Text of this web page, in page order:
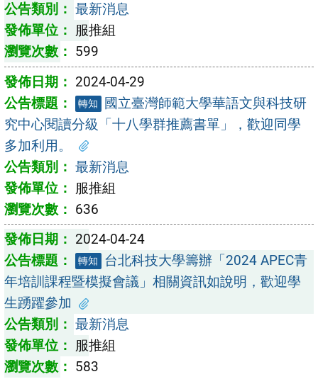
最新消息
服推組
599
2024-04-29
轉知
國立臺灣師範大學華語文與科技研
究中心閱讀分級「十八學群推薦書單」，歡迎同學
多加利用。
最新消息
服推組
636
2024-04-24
轉知
台北科技大學籌辦「2024 APEC青
年培訓課程暨模擬會議」相關資訊如說明，歡迎學
生踴躍參加
最新消息
服推組
583